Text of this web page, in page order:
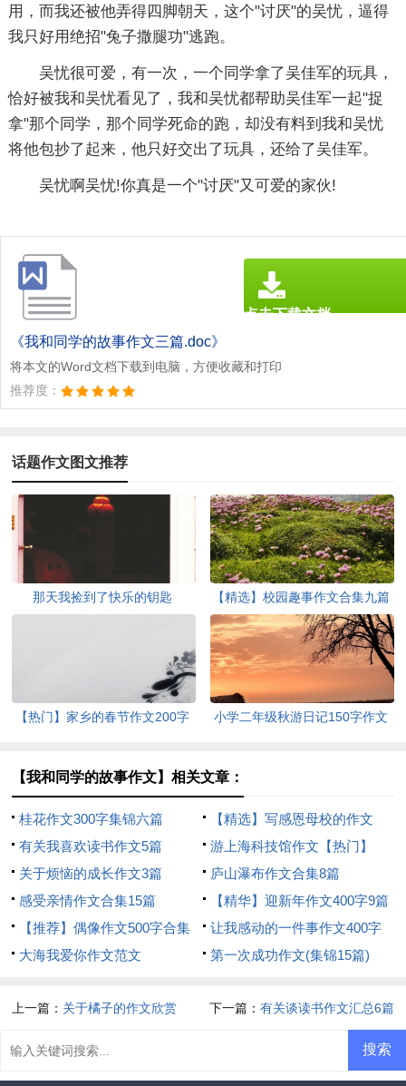
用，而我还被他弄得四脚朝天，这个"讨厌"的吴忧，逼得
我只好用绝招"兔子撒腿功"逃跑。
吴忧很可爱，有一次，一个同学拿了吴佳军的玩具，
恰好被我和吴忧看见了，我和吴忧都帮助吴佳军一起"捉
拿"那个同学，那个同学死命的跑，却没有料到我和吴忧
将他包抄了起来，他只好交出了玩具，还给了吴佳军。
吴忧啊吴忧!你真是一个"讨厌"又可爱的家伙!
《我和同学的故事作文三篇.doc》
将本文的Word文档下载到电脑，方便收藏和打印
推荐度：
点击下载文档
话题作文图文推荐
那天我捡到了快乐的钥匙 【精选】校园趣事作文合集九篇
【热门】家乡的春节作文200字
小学二年级秋游日记150字作文
【我和同学的故事作文】相关文章：
桂花作文300字集锦六篇
【精选】写感恩母校的作文
500字汇总十篇
有关我喜欢读书作文5篇
游上海科技馆作文【热门】
关于烦恼的成长作文3篇
庐山瀑布作文合集8篇
感受亲情作文合集15篇
【精华】迎新年作文400字9篇
【推荐】偶像作文500字合集
八篇
让我感动的一件事作文400字
大海我爱你作文范文
第一次成功作文(集锦15篇)
上一篇： 关于橘子的作文欣赏 下一篇： 有关谈读书作文汇总6篇